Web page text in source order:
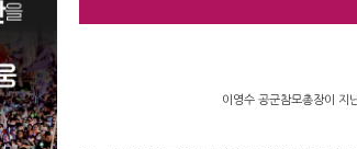
이영수 공군참모총장이 지